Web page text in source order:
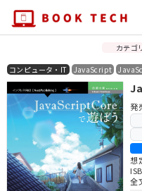
カテゴ
コンピュータ・IT JavaScript
発
想
全